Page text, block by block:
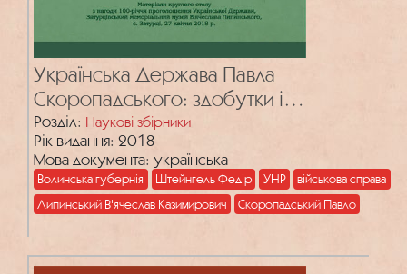
Українська Держава Павла
Скоропадського: здобутки і
прорахунки
Розділ: Наукові збірники
Рік видання: 2018
Мова документа: українська
Волинська губернія Штейнгель Федір УНР
військова справа
Липинський В'ячеслав Казимирович
Скоропадський Павло